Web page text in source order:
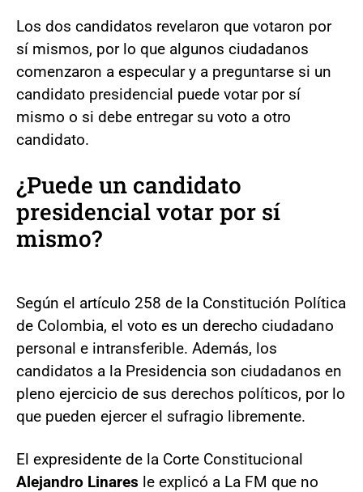
Los dos candidatos revelaron que votaron por
sí mismos, por lo que algunos ciudadanos
comenzaron a especular y a preguntarse si un
candidato presidencial puede votar por sí
mismo o si debe entregar su voto a otro
candidato.
¿Puede un candidato
presidencialvotar por sí
mismo?
Según el artículo 258 de la Constitución Política
de Colombia, el voto es un derecho ciudadano
personal e intransferible. Además, los
candidatos a la Presidencia son ciudadanos en
pleno ejercicio de sus derechos políticos, por lo
que pueden ejercer el sufragio libremente.
El expresidente de la Corte Constitucional
Alejandro Linares le explicó a La FM que no